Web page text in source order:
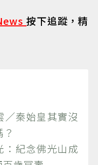
按下追蹤，精
秦始皇其實沒
紀念佛光山成